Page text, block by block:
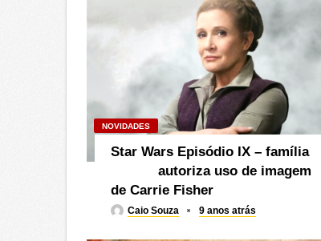
NOVIDADES
Star Wars Episódio IX – família
autoriza uso de imagem
de Carrie Fisher
Caio Souza 9 anos atrás